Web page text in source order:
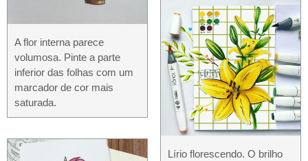
A flor interna parece
volumosa. Pinte a parte
inferior das folhas com um
marcador de cor mais
saturada.
Lírio florescendo. O brilho